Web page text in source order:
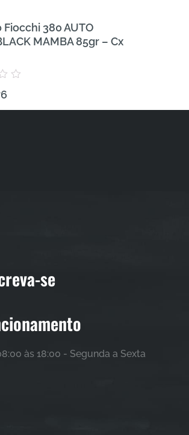
Fiocchi 380 AUTO
MAMBA 85gr – Cx
se
às 18:00 - Segunda a Sexta